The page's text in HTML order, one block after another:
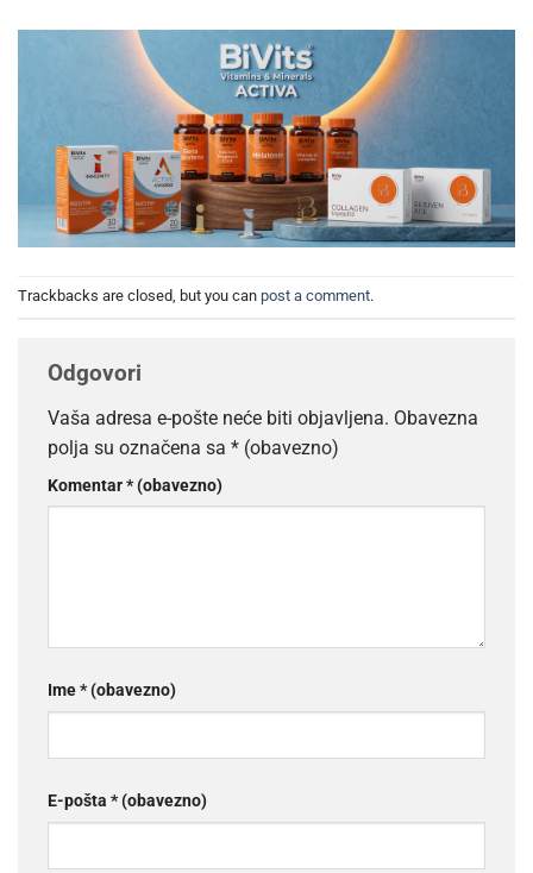
Trackbacks are closed, but you can post a comment.
Odgovori
Vaša adresa e-pošte neće biti objavljena. Obavezna
polja su označena sa * (obavezno)
Komentar* (obavezno)
Ime* (obavezno)
E-pošta * (obavezno)